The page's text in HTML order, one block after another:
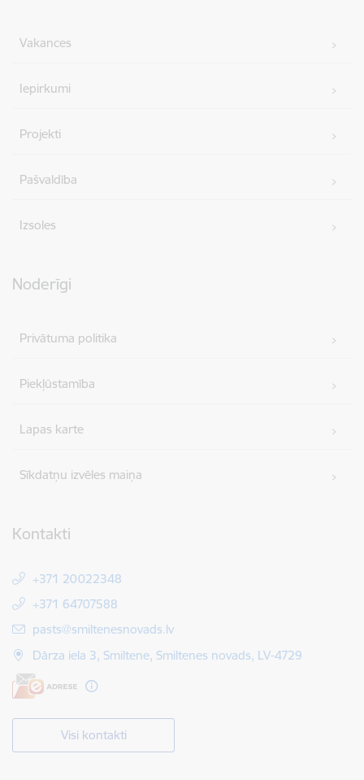
Vakances
Iepirkumi
Projekti
Pašvaldība
Izsoles
Noderīgi
Privātuma politika
Piekļūstamība
Lapas karte
Sīkdatņu izvēles maiņa
Kontakti
+371 20022348
+371 64707588
E-pasts:
pasts@smiltenesnovads.lv
Dārza iela 3, Smiltene, Smiltenes novads, LV-4729
Visi kontakti